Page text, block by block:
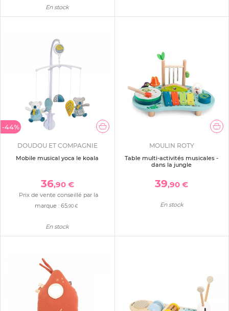
En stock
-44%
DOUDOU ET COMPAGNIE
Mobile musical yoca le koala
36,90 €
Prix de vente conseillé par la
marque : 65,90 €
En stock
MOULIN ROTY
Table multi-activités musicales -
dans la jungle
39,90 €
En stock